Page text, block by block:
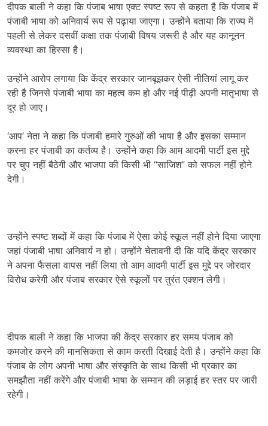
दीपक बाली ने कहा कि पंजाब भाषा एक्ट स्पष्ट रूप से कहता है कि पंजाब में
पंजाबी भाषा को अनिवार्य रूप से पढ़ाया जाएगा। उन्होंने बताया कि राज्य में
पहली से लेकर दसवीं कक्षा तक पंजाबी विषय जरूरी है और यह कानूनन
व्यवस्था का हिस्सा है।
उन्होंने आरोप लगाया कि केंद्र सरकार जानबूझकर ऐसी नीतियां लागू कर
रही है जिनसे पंजाबी भाषा का महत्व कम हो और नई पीढ़ी अपनी मातृभाषा से
दूर हो जाए।
‘आप’ नेता ने कहा कि पंजाबी हमारे गुरुओं की भाषा है और इसका सम्मान
करना हर पंजाबी का कर्तव्य है। उन्होंने कहा कि आम आदमी पार्टी इस मुद्दे
पर चुप नहीं बैठेगी और भाजपा की किसी भी “साजिश” को सफल नहीं होने
देगी।
उन्होंने स्पष्ट शब्दों में कहा कि पंजाब में ऐसा कोई स्कूल नहीं होने दिया जाएगा
जहां पंजाबी भाषा अनिवार्य न हो। उन्होंने चेतावनी दी कि यदि केंद्र सरकार
ने अपना फैसला वापस नहीं लिया तो आम आदमी पार्टी इस मुद्दे पर जोरदार
विरोध करेगी और पंजाब सरकार ऐसे स्कूलों पर तुरंत एक्शन लेगी।
दीपक बाली ने कहा कि भाजपा की केंद्र सरकार हर समय पंजाब को
कमजोर करने की मानसिकता से काम करती दिखाई देती है। उन्होंने कहा कि
पंजाब के लोग अपनी भाषा और संस्कृति के साथ किसी भी प्रकार का
समझौता नहीं करेंगे और पंजाबी भाषा के सम्मान की लड़ाई हर स्तर पर जारी
रहेगी।